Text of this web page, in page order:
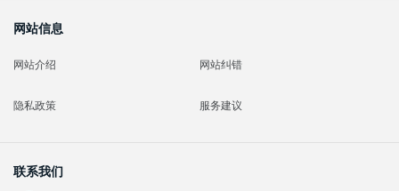
网站信息
网站介绍 网站纠错
隐私政策 服务建议
联系我们